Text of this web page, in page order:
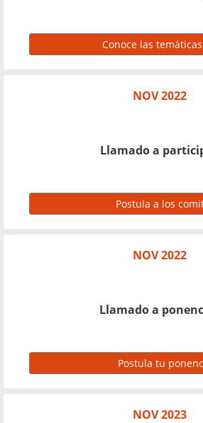
Conoce las
NOV 2022
Llamado a
Postula a los
NOV 2022
Llamado a
Postula tu
NOV 2023